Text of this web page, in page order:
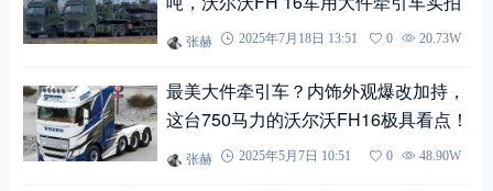
张赫 2025年7月18日 13:51 0 20.73W
最美大件牵引车？内饰外观爆改加持，
这台750马力的沃尔沃FH16极具看点！
张赫 2025年5月7日 10:51 0 48.90W